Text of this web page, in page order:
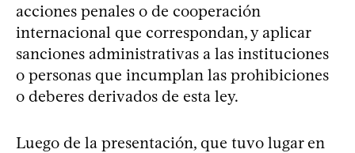
acciones penales o de cooperación
internacional que correspondan, y aplicar
sanciones administrativas a las instituciones
o personas que incumplan las prohibiciones
o deberes derivados de esta ley.
Luego de la presentación, que tuvo lugar en